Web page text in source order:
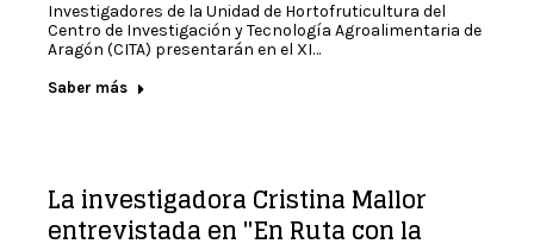
Investigadores de la Unidad de Hortofruticultura del
Centro de Investigación y Tecnología Agroalimentaria de
Aragón (CITA) presentarán en el XI…
Saber más
La investigadora Cristina Mallor
entrevistada en "En Ruta con la